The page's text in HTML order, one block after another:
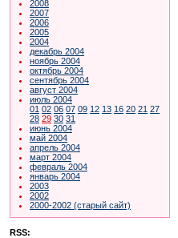
2008
2007
2006
2005
2004
декабрь 2004
ноябрь 2004
октябрь 2004
сентябрь 2004
август 2004
июль 2004
01 02 06 07 09 12 13 16 20 21 27
28 29 30 31
июнь 2004
май 2004
апрель 2004
март 2004
февраль 2004
январь 2004
2003
2002
2000-2002 (старый сайт)
RSS: